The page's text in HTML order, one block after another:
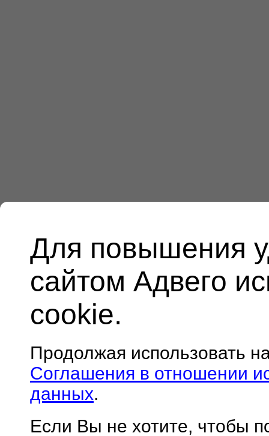
Для повышения
сайтом Адвего
cookie.
Продолжая использовать
Соглашения в отношении
данных.
Если Вы не хотите, чтобы